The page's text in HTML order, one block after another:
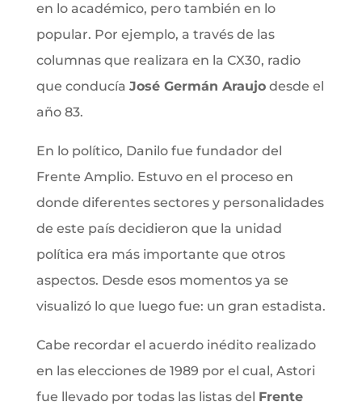
en lo académico, pero también en lo
popular. Por ejemplo, a través de las
columnas que realizara en la CX30, radio
que conducía José Germán Araujodesde el
año 83.
En lo político, Danilo fue fundador del
Frente Amplio. Estuvo en el proceso en
donde diferentes sectores y personalidades
de este país decidieron que la unidad
política era más importante que otros
aspectos. Desde esos momentos ya se
visualizó lo que luego fue: un gran estadista.
Cabe recordar el acuerdo inédito realizado
en las elecciones de 1989 por el cual, Astori
fue llevado por todas las listas del Frente